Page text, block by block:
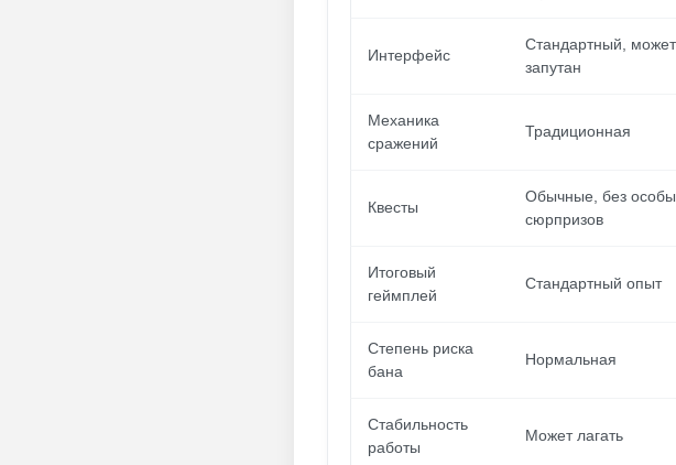
Интерфейс
Стандартный,
запутан
Механика
сражений
Традиционная
Квесты
Обычные, без
сюрпризов
Итоговый
геймплей
Стандартный опыт
Степень риска
бана
Нормальная
Стабильность
работы
Может лагать